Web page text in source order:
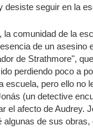
desiste seguir en la
la comunidad de la
de un asesino
de Strathmore",
perdiendo poco a
escuela, pero ello no
(un detective
el afecto de Audrey.
algunas de sus obras,